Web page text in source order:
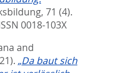
71 (4).
0018-103X
and
„Da baut sich